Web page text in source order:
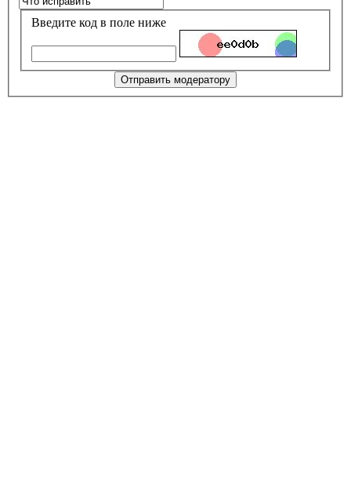
Введите код в поле ниже
Отправить модератору